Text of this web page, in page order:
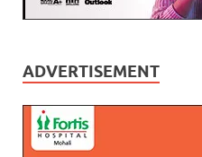
ADVERTISEMENT